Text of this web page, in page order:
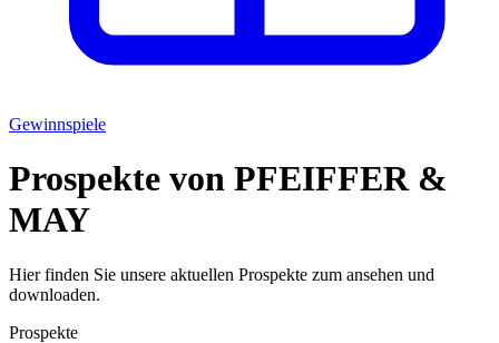
Gewinnspiele
Prospekte von PFEIFFER &
MAY
Hier finden Sie unsere aktuellen Prospekte zum ansehen und
downloaden.
Prospekte